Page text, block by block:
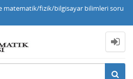
matematik/fizik/bilgisayar bilimleri soru